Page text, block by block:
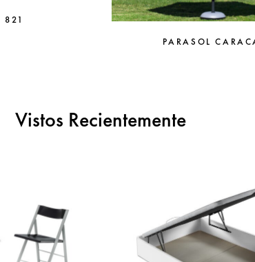
821
PARASOL
Vistos Recientemente